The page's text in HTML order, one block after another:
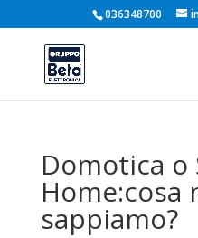
036348700
Domotica o
Home:cosa
sappiamo?